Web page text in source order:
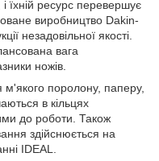
і їхній ресурс перевершує
виробництво Dakin-
незадовільної якості.
вага
ножів.
м'якого поролону, паперу,
в кільцях
до роботи. Також
здійснюється на
IDEAL.